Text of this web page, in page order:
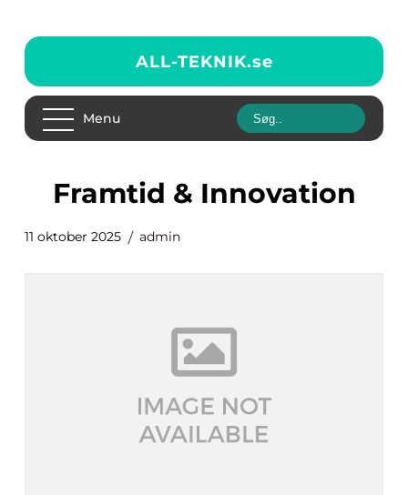
ALL-TEKNIK.se
Menu
Framtid & Innovation
11 oktober 2025 admin